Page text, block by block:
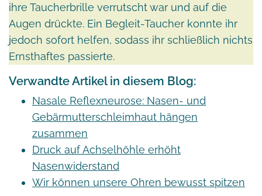
ihre Taucherbrille verrutscht war und auf die
Augen drückte. Ein Begleit-Taucher konnte ihr
jedoch sofort helfen, sodass ihr schließlich nichts
Ernsthaftes passierte.
Verwandte Artikel in diesem Blog:
Nasale Reflexneurose: Nasen- und
Gebärmutterschleimhaut hängen
zusammen
Druck auf Achselhöhle erhöht
Nasenwiderstand
Wir können unsere Ohren bewusst spitzen